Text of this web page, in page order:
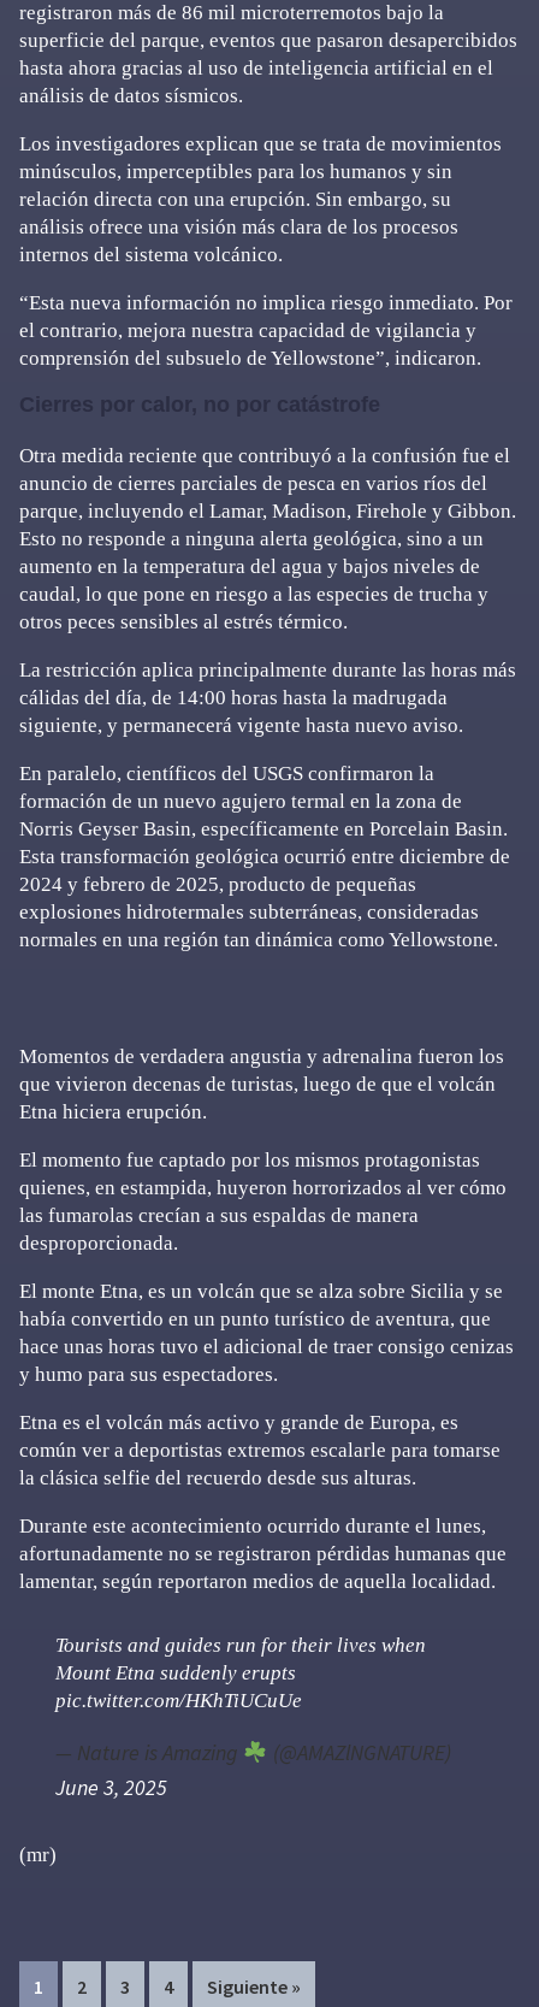
registraron más de 86 mil microterremotos bajo la
superficie del parque, eventos que pasaron desapercibidos
hasta ahora gracias al uso de inteligencia artificial en el
análisis de datos sísmicos.
Los investigadores explican que se trata de movimientos
minúsculos, imperceptibles para los humanos y sin
relación directa con una erupción. Sin embargo, su
análisis ofrece una visión más clara de los procesos
internos del sistema volcánico.
“Esta nueva información no implica riesgo inmediato. Por
el contrario, mejora nuestra capacidad de vigilancia y
comprensión del subsuelo de Yellowstone”, indicaron.
Cierres por calor, no por catástrofe
Otra medida reciente que contribuyó a la confusión fue el
anuncio de cierres parciales de pesca en varios ríos del
parque, incluyendo el Lamar, Madison, Firehole y Gibbon.
Esto no responde a ninguna alerta geológica, sino a un
aumento en la temperatura del agua y bajos niveles de
caudal, lo que pone en riesgo a las especies de trucha y
otros peces sensibles al estrés térmico.
La restricción aplica principalmente durante las horas más
cálidas del día, de 14:00 horas hasta la madrugada
siguiente, y permanecerá vigente hasta nuevo aviso.
En paralelo, científicos del USGS confirmaron la
formación de un nuevo agujero termal en la zona de
Norris Geyser Basin, específicamente en Porcelain Basin.
Esta transformación geológica ocurrió entre diciembre de
2024 y febrero de 2025, producto de pequeñas
explosiones hidrotermales subterráneas, consideradas
normales en una región tan dinámica como Yellowstone.
Momentos de verdadera angustia y adrenalina fueron los
que vivieron decenas de turistas, luego de que el volcán
Etna hiciera erupción.
El momento fue captado por los mismos protagonistas
quienes, en estampida, huyeron horrorizados al ver cómo
las fumarolas crecían a sus espaldas de manera
desproporcionada.
El monte Etna, es un volcán que se alza sobre Sicilia y se
había convertido en un punto turístico de aventura, que
hace unas horas tuvo el adicional de traer consigo cenizas
y humo para sus espectadores.
Etna es el volcán más activo y grande de Europa, es
común ver a deportistas extremos escalarle para tomarse
la clásica selfie del recuerdo desde sus alturas.
Durante este acontecimiento ocurrido durante el lunes,
afortunadamente no se registraron pérdidas humanas que
lamentar, según reportaron medios de aquella localidad.
Tourists and guides run for their lives when
Mount Etna suddenly erupts
pic.twitter.com/HKhTiUCuUe
— Nature is Amazing
(@AMAZlNGNATURE)
June 3, 2025
(mr)
Page
1 Page
2 Page
3 Page
4 Siguiente »